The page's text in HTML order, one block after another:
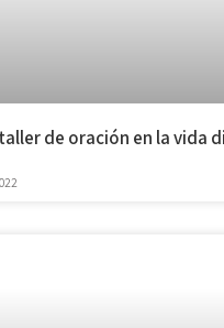
de oración en la vida